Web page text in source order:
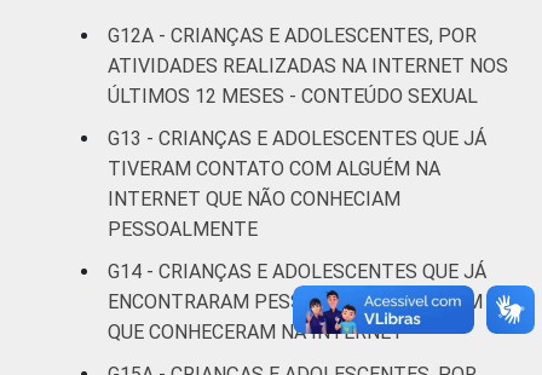
Não sabe 12
Não
respondeu
14
CLASSE
C 11
DE 14
G12A - CRIANÇAS E ADOLESCENTES, POR
ATIVIDADES REALIZADAS NA INTERNET NOS
ÚLTIMOS 12 MESES - CONTEÚDO SEXUAL
G13 - CRIANÇAS E ADOLESCENTES QUE JÁ
TIVERAM CONTATO COM ALGUÉM NA
INTERNET QUE NÃO CONHECIAM
PESSOALMENTE
G14 - CRIANÇAS E ADOLESCENTES QUE JÁ
ENCONTRARAM PESSOALMENTE ALGUÉM
QUE CONHECERAM NA INTERNET